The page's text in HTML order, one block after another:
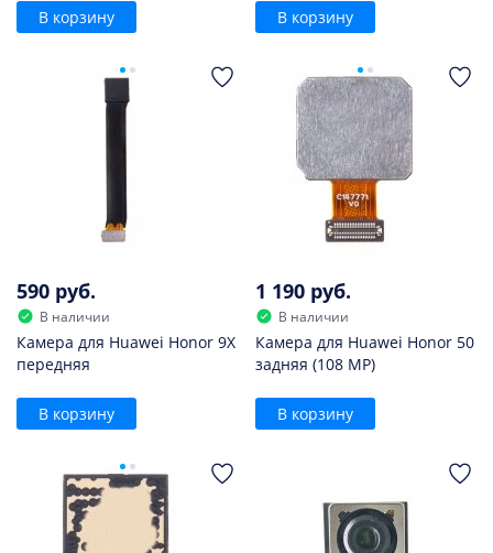
В корзину В корзину
590 руб.
В наличии
Камера для Huawei Honor 9X
передняя
В корзину
1 190 руб.
В наличии
Камера для Huawei Honor 50
задняя (108 MP)
В корзину